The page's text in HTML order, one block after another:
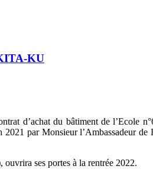
KU
d’achat du bâtiment de l’Ecole
par Monsieur l’Ambassadeur de
ses portes à la rentrée 2022.